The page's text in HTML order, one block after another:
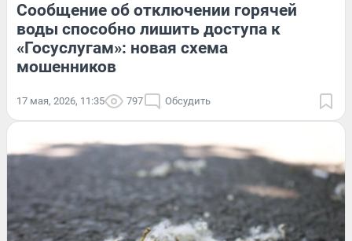
Сообщение об отключении горячей
воды способно лишить доступа к
«Госуслугам»: новая схема
мошенников
17 мая, 2026, 11:35 797 Обсудить